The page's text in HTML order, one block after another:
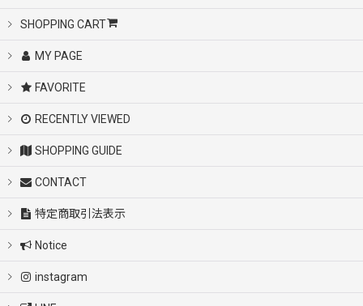
SHOPPING CART
MY PAGE
FAVORITE
RECENTLY VIEWED
SHOPPING GUIDE
CONTACT
特定商取引法表示
Notice
instagram